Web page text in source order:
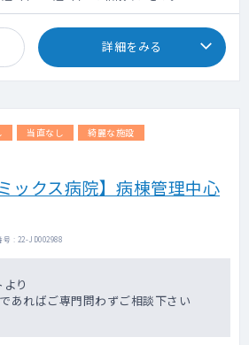
詳細をみる
当直なし
綺麗な施設
ックス病院】病棟管理中心
: 22-JD002988
り
あればご専門問わずご相談下さい